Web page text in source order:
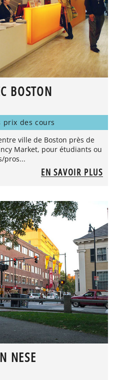
BOSTON
prix des cours
ville de Boston près de
Market, pour étudiants ou
pros...
EN SAVOIR PLUS
NESE